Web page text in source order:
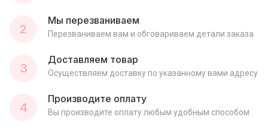
2
Мы перезваниваем
Перезваниваем вам и обговариваем детали заказа
3
Доставляем товар
Осуществляем доставку по указанному вами адресу
4
Производите оплату
Вы производите оплату любым удобным способом